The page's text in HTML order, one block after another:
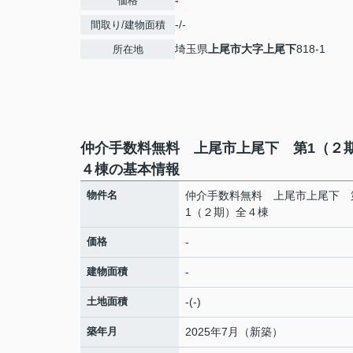
間取り/建物面積 -/-
所在地 埼玉県 上尾市大字上尾下818-1
仲介手数料無料 上尾市上尾下 第1（２
４棟の基本情報
物件名
仲介手数料無料 上尾市上尾下
1（２期）全４棟
価格 -
建物面積 -
土地面積 -(-)
築年月 2025年7月（新築）